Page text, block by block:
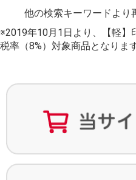
他の検索キーワードより
※2019年10月1日より、【軽】
税率（8%）対象商品となります